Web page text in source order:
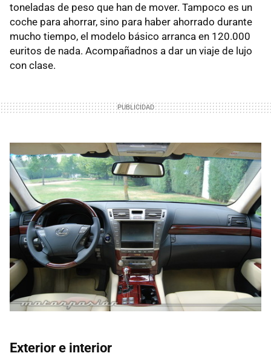
toneladas de peso que han de mover. Tampoco es un
coche para ahorrar, sino para haber ahorrado durante
mucho tiempo, el modelo básico arranca en 120.000
euritos de nada. Acompañadnos a dar un viaje de lujo
con clase.
Exterior e interior